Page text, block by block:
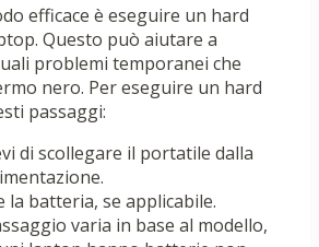
efficace è eseguire un hard
Questo può aiutare a
problemi temporanei che
nero. Per eseguire un hard
passaggi:
di scollegare il portatile dalla
la batteria, se applicabile.
varia in base al modello,